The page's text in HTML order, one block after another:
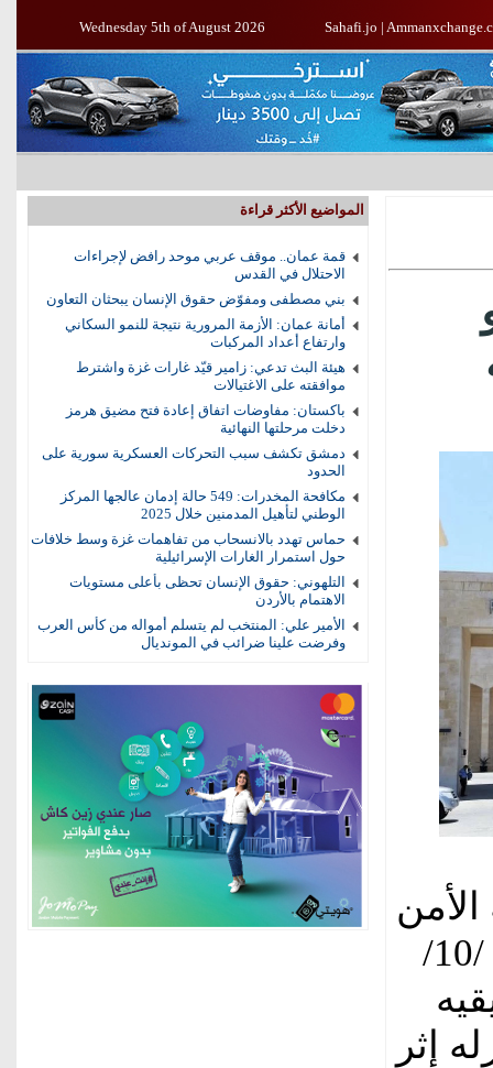
Wednesday 5th of August 2026 Sahafi.jo |
المواضيع الأكثر قراءة
قمة عمان.. موقف عربي موحد رافض لإجراءات
الاحتلال في القدس
بني مصطفى ومفوّض حقوق الإنسان يبحثان التعاون
أمانة عمان: الأزمة المرورية نتيجة للنمو السكاني
وارتفاع أعداد المركبات
هيئة البث تدعي: زامير قيّد غارات غزة واشترط
موافقته على الاغتيالات
باكستان: مفاوضات اتفاق إعادة فتح مضيق هرمز
دخلت مرحلتها النهائية
دمشق تكشف سبب التحركات العسكرية سورية على
الحدود
مكافحة المخدرات: 549 حالة إدمان عالجها المركز
الوطني لتأهيل المدمنين خلال 2025
حماس تهدد بالانسحاب من تفاهمات غزة وسط خلافات
حول استمرار الغارات الإسرائيلية
التلهوني: حقوق الإنسان تحظى بأعلى مستويات
الاهتمام بالأردن
الأمير علي: المنتخب لم يتسلم أمواله من كأس العرب
وفرضت علينا ضرائب في المونديال
العام إنّه وفي يوم الثلاثاء الموافق 7 /10/
إثر